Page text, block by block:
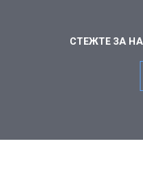
СТЕЖТЕ ЗА